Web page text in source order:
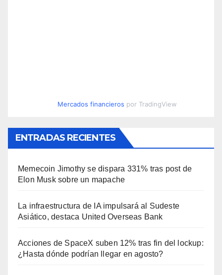
Mercados financieros por TradingView
ENTRADAS RECIENTES
Memecoin Jimothy se dispara 331% tras post de
Elon Musk sobre un mapache
La infraestructura de IA impulsará al Sudeste
Asiático, destaca United Overseas Bank
Acciones de SpaceX suben 12% tras fin del lockup:
¿Hasta dónde podrían llegar en agosto?